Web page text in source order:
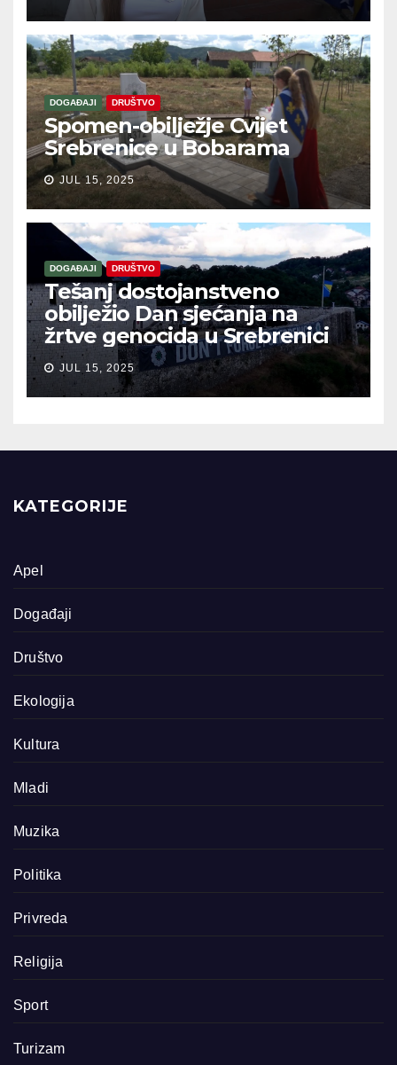
DOGAĐAJI DRUŠTVO
Spomen-obilježje Cvijet
Srebrenice u Bobarama
JUL 15, 2025
DOGAĐAJI DRUŠTVO
Tešanj dostojanstveno
obilježio Dan sjećanja na
žrtve genocida u Srebrenici
JUL 15, 2025
KATEGORIJE
Apel
Događaji
Društvo
Ekologija
Kultura
Mladi
Muzika
Politika
Privreda
Religija
Sport
Turizam